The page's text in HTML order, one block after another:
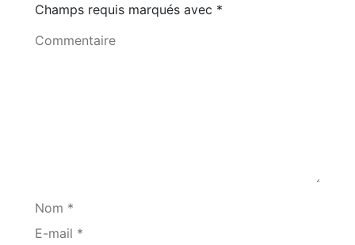
Champs requis marqués avec *
Commentaire
Nom *
E-mail *